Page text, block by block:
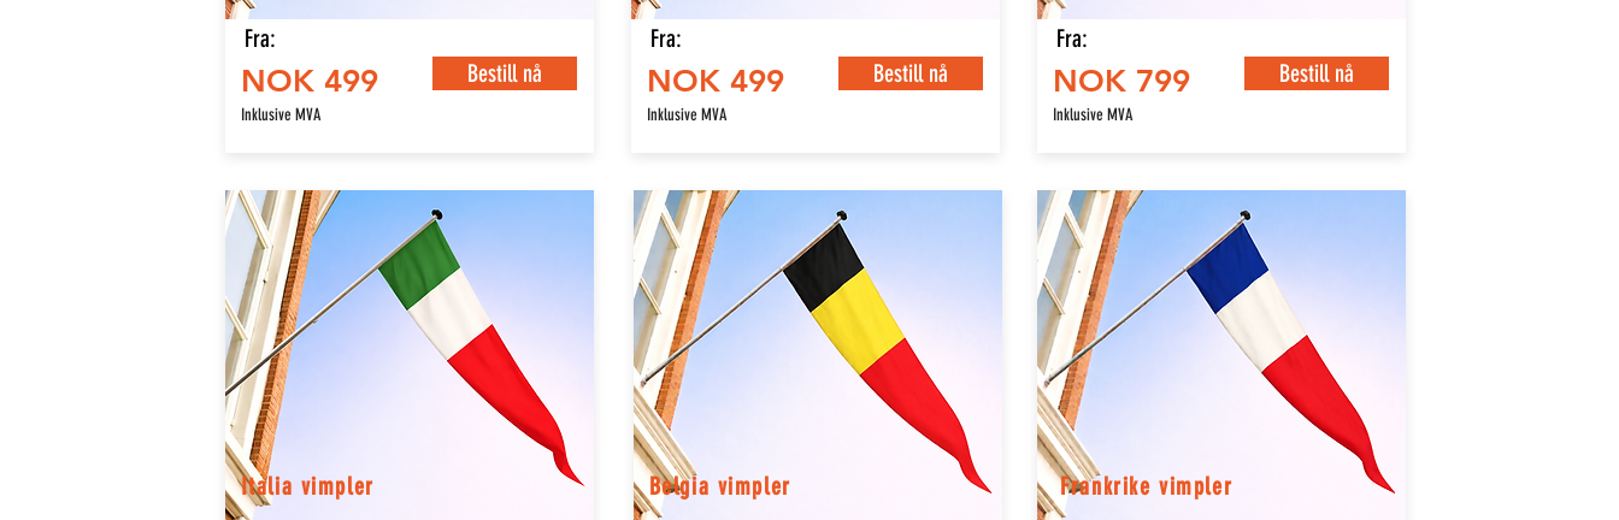
Fra:
NOK 499 Bestill nå
Inklusive MVA
Fra:
NOK 499 Bestill nå
Inklusive MVA
Fra:
NOK 799 Bestill nå
Inklusive MVA
Italia vimpler Belgia vimpler Frankrike vimpler